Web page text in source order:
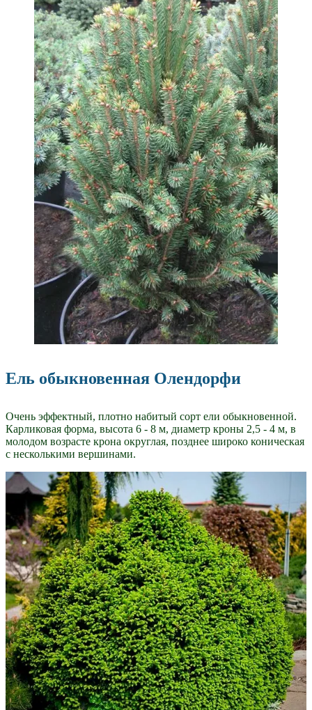
Ель обыкновенная Олендорфи
Очень эффектный, плотно набитый сорт ели обыкновенной.
Карликовая форма, высота 6 - 8 м, диаметр кроны 2,5 - 4 м, в
молодом возрасте крона округлая, позднее широко коническая
с несколькими вершинами.